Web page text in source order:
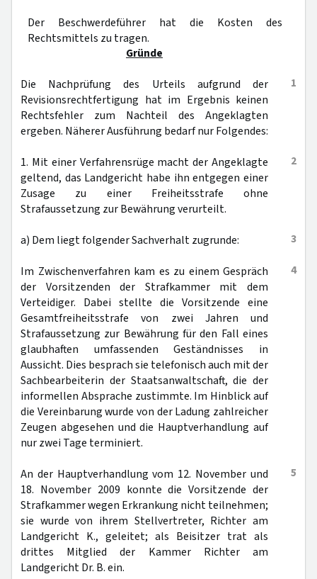
Der Beschwerdeführer hat die Kosten des
Rechtsmittels zu tragen.
Gründe
1
Die Nachprüfung des Urteils aufgrund der
Revisionsrechtfertigung hat im Ergebnis keinen
Rechtsfehler zum Nachteil des Angeklagten
ergeben. Näherer Ausführung bedarf nur Folgendes:
2
1. Mit einer Verfahrensrüge macht der Angeklagte
geltend, das Landgericht habe ihn entgegen einer
Zusage zu einer Freiheitsstrafe ohne
Strafaussetzung zur Bewährung verurteilt.
3
a) Dem liegt folgender Sachverhalt zugrunde:
4
Im Zwischenverfahren kam es zu einem Gespräch
der Vorsitzenden der Strafkammer mit dem
Verteidiger. Dabei stellte die Vorsitzende eine
Gesamtfreiheitsstrafe von zwei Jahren und
Strafaussetzung zur Bewährung für den Fall eines
glaubhaften umfassenden Geständnisses in
Aussicht. Dies besprach sie telefonisch auch mit der
Sachbearbeiterin der Staatsanwaltschaft, die der
informellen Absprache zustimmte. Im Hinblick auf
die Vereinbarung wurde von der Ladung zahlreicher
Zeugen abgesehen und die Hauptverhandlung auf
nur zwei Tage terminiert.
5
An der Hauptverhandlung vom 12. November und
18. November 2009 konnte die Vorsitzende der
Strafkammer wegen Erkrankung nicht teilnehmen;
sie wurde von ihrem Stellvertreter, Richter am
Landgericht K., geleitet; als Beisitzer trat als
drittes Mitglied der Kammer Richter am
Landgericht Dr. B. ein.